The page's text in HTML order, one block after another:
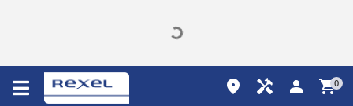
place handyman person shopping_cart0